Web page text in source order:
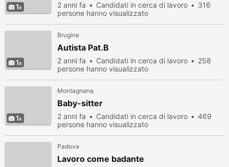
1 2 anni fa Candidati in cerca di lavoro
316
persone hanno visualizzato
1
Brugine
Autista Pat.B
2 anni fa Candidati in cerca di lavoro
258
persone hanno visualizzato
1
Montagnana
Baby-sitter
2 anni fa Candidati in cerca di lavoro
469
persone hanno visualizzato
Padova
Lavoro come badante